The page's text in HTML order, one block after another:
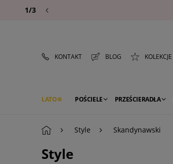
1/3
KONTAKT BLOG KOLEKCJE
LATO POŚCIELE PRZEŚCIERADŁA
Style Skandynawski
Style